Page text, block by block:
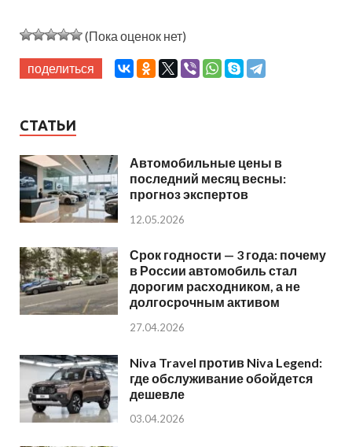
(Пока оценок нет)
поделиться
СТАТЬИ
Автомобильные цены в
последний месяц весны:
прогноз экспертов
12.05.2026
Срок годности — 3 года: почему
в России автомобиль стал
дорогим расходником, а не
долгосрочным активом
27.04.2026
Niva Travel против Niva Legend:
где обслуживание обойдется
дешевле
03.04.2026